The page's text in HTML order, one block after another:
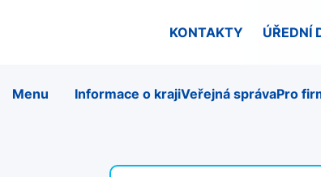
KONTAKTY ÚŘEDNÍ
Menu Informace o krajiVeřejná správaPro